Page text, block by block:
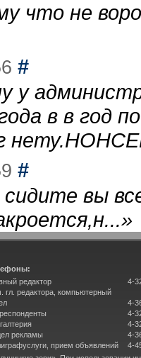
что не
#
у
в в год
#
вы
»
редактор
гл. редактора, компьютерный
рекламы
прием объявлений
4-
4-
4-
4-
4-
4-